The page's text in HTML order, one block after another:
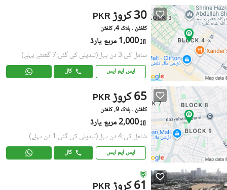
PKR 30 کروڑ
کلفٹن ۔ بلاک 4, کلفٹن
1,000 مربع یارڈ
شامل کی:3 دن پہل (تبدیلی کی گئی:7 گھنٹے پہلے)
ایس ایم ایس کال
PKR 65 کروڑ
کلفٹن ۔ بلاک 9, کلفٹن
2,000 مربع یارڈ
شامل کی:4 دن پہل (تبدیلی کی گئی:1 دن پہلے)
ایس ایم ایس کال